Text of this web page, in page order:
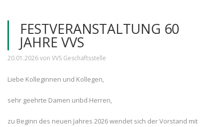
FESTVERANSTALTUNG 60
JAHRE VVS
20.01.2026von VVS Geschäftsstelle
Liebe Kolleginnen und Kollegen,
sehr geehrte Damen unbd Herren,
zu Beginn des neuen Jahres 2026 wendet sich der Vorstand mit